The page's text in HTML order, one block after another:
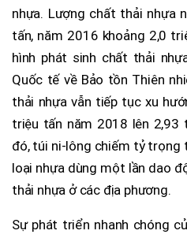
nhựa. Lượng chất thải nhựa
tấn, năm 2016 khoảng 2,0
hình phát sinh chất thải
Quốc tế về Bảo tồn Thiên
thải nhựa vẫn tiếp tục xu
triệu tấn năm 2018 lên 2,93
đó, túi ni-lông chiếm tỷ trọng
loại nhựa dùng một lần dao
thải nhựa ở các địa phương.
Sự phát triển nhanh chóng